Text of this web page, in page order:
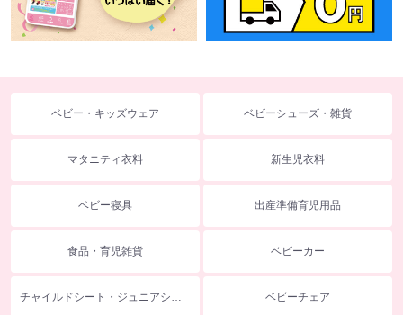
ベビー・キッズウェア ベビーシューズ・雑貨
マタニティ衣料 新生児衣料
ベビー寝具 出産準備育児用品
食品・育児雑貨 ベビーカー
ベビーチェア